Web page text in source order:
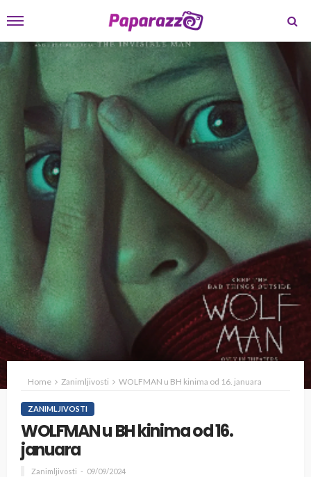
Home Zanimljivosti WOLFMAN u BH kinima od 16. januara
ZANIMLJIVOSTI
WOLFMAN u BH kinima od 16.
januara
Zanimljivosti 09/09/2024